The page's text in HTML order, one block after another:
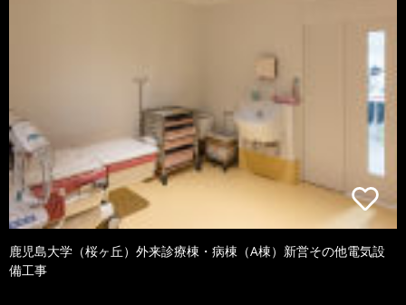
鹿児島大学（桜ヶ丘）外来診療棟・病棟（A棟）新営その他電気設
備工事